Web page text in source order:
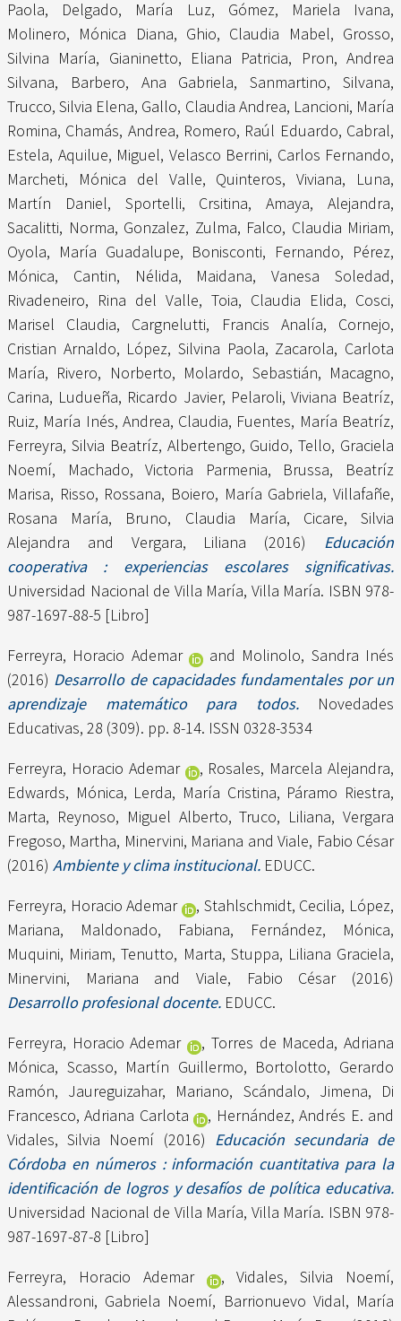
Paola, Delgado, María Luz, Gómez, Mariela Ivana,
Molinero, Mónica Diana, Ghio, Claudia Mabel, Grosso,
Silvina María, Gianinetto, Eliana Patricia, Pron, Andrea
Silvana, Barbero, Ana Gabriela,Sanmartino, Silvana,
Trucco, Silvia Elena, Gallo, Claudia Andrea, Lancioni, María
Romina, Chamás, Andrea, Romero, Raúl Eduardo, Cabral,
Estela, Aquilue, Miguel, Velasco Berrini, Carlos Fernando,
Marcheti, Mónica del Valle, Quinteros, Viviana, Luna,
Martín Daniel, Sportelli, Crsitina,Amaya, Alejandra,
Sacalitti, Norma, Gonzalez, Zulma, Falco, Claudia Miriam,
Oyola, María Guadalupe, Bonisconti, Fernando, Pérez,
Mónica, Cantin, Nélida, Maidana, Vanesa Soledad,
Rivadeneiro, Rina del Valle, Toia, Claudia Elida, Cosci,
Marisel Claudia, Cargnelutti, Francis Analía, Cornejo,
Cristian Arnaldo, López, Silvina Paola, Zacarola, Carlota
María, Rivero, Norberto, Molardo, Sebastián, Macagno,
Carina, Ludueña, Ricardo Javier, Pelaroli, Viviana Beatríz,
Ruiz, María Inés, Andrea, Claudia, Fuentes, María Beatríz,
Ferreyra, Silvia Beatríz, Albertengo, Guido,Tello, Graciela
Noemí, Machado, Victoria Parmenia, Brussa, Beatríz
Marisa, Risso, Rossana, Boiero, María Gabriela,Villafañe,
Rosana María, Bruno, Claudia María, Cicare, Silvia
Alejandra and Vergara, Liliana (2016) Educación
cooperativa : experiencias escolares significativas.
Universidad Nacional de Villa María, Villa María. ISBN 978-
987-1697-88-5 [Libro]
Ferreyra, Horacio Ademar
and Molinolo, Sandra Inés
(2016) Desarrollo de capacidades fundamentales por un
aprendizaje matemático para todos.Novedades
Educativas, 28 (309). pp. 8-14. ISSN 0328-3534
Ferreyra, Horacio Ademar
, Rosales, Marcela Alejandra,
Edwards, Mónica, Lerda, María Cristina, Páramo Riestra,
Marta, Reynoso, Miguel Alberto,Truco, Liliana,Vergara
Fregoso, Martha, Minervini, Mariana andViale, Fabio César
(2016) Ambiente y clima institucional. EDUCC.
Ferreyra, Horacio Ademar
, Stahlschmidt, Cecilia, López,
Mariana, Maldonado, Fabiana, Fernández, Mónica,
Muquini, Miriam,Tenutto, Marta, Stuppa, Liliana Graciela,
Minervini, Mariana andViale, Fabio César(2016)
Desarrollo profesional docente. EDUCC.
Ferreyra, Horacio Ademar
, Torres de Maceda, Adriana
Mónica, Scasso, Martín Guillermo, Bortolotto, Gerardo
Ramón, Jaureguizahar, Mariano, Scándalo, Jimena, Di
Francesco, Adriana Carlota
, Hernández, Andrés E. and
Vidales, Silvia Noemí (2016) Educación secundaria de
Córdoba en números : información cuantitativa para la
identificación de logros y desafíos de política educativa.
Universidad Nacional de Villa María, Villa María. ISBN 978-
987-1697-87-8 [Libro]
Ferreyra, Horacio Ademar
,Vidales, Silvia Noemí,
Alessandroni, Gabriela Noemí, Barrionuevo Vidal, María